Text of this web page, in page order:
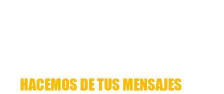
HACEMOS DE TUS MENSAJES